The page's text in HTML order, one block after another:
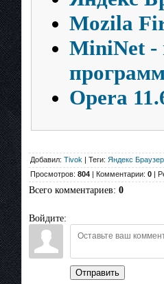
Мozila
MiniNet -
Opera
Добавил: Tivok | Теги: Яндекс Браузер
Просмотров: 804 | Комментарии: 0 |
Всего комментариев: 0
Войдите:
Отправить